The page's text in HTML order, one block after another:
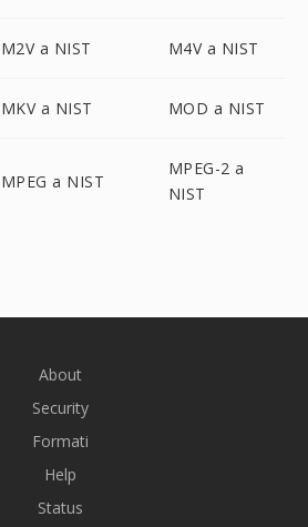
M2V a NIST M4V a NIST
MKV a NIST MOD a NIST
MPEG a NIST
MPEG-2 a
NIST
About
Security
Formati
Help
Status